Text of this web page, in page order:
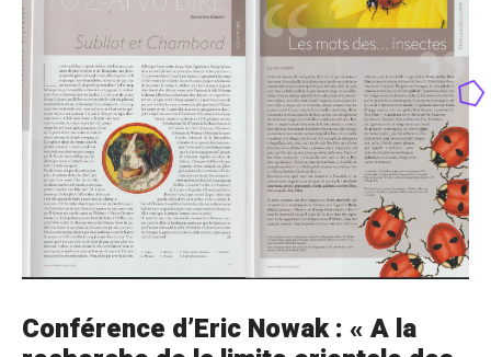
Conférence d’Eric Nowak : « A la